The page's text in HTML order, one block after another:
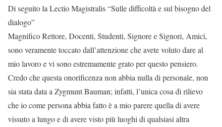
Di seguito la Lectio Magistralis “Sulle difficoltà e sul bisogno del
dialogo”
Magnifico Rettore, Docenti, Studenti, Signore e Signori, Amici,
sono veramente toccato dall’attenzione che avete voluto dare al
mio lavoro e vi sono estremamente grato per questo pensiero.
Credo che questa onorificenza non abbia nulla di personale, non
sia stata data a Zygmunt Bauman; infatti, l’unica cosa di rilievo
che io come persona abbia fatto è a mio parere quella di avere
vissuto a lungo e di avere visto più luoghi di qualsiasi altra